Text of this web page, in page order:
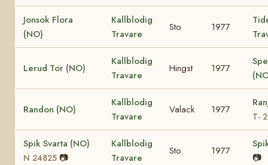
Jonsok Flora
(NO)
Kallblodig
Travare
Sto 1977
Lerud Tor (NO)
Kallblodig
Travare
Hingst 1977
Randon (NO)
Kallblodig
Travare
Valack 1977
T-
Spik Svarta (NO)
N 24825 📷
Kallblodig
Travare
Sto 1977
📷